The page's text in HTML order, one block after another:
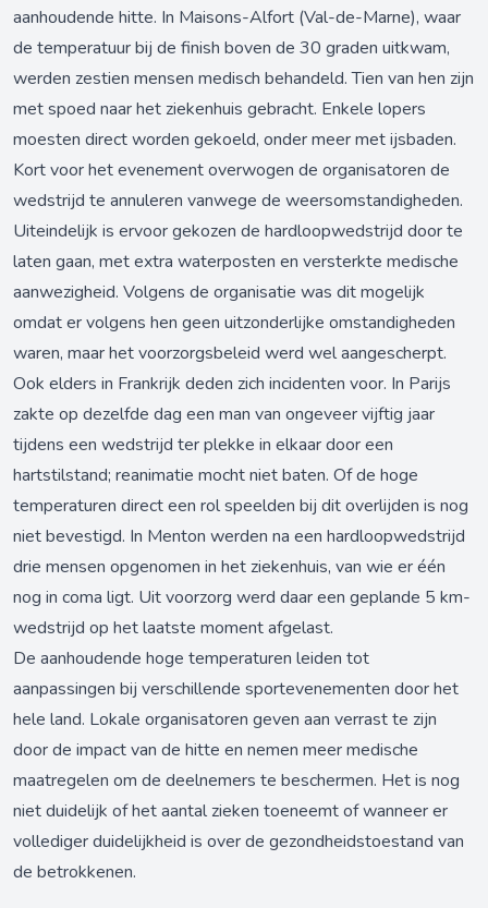
aanhoudende hitte. In Maisons-Alfort (Val-de-Marne), waar
de temperatuur bij de finish boven de 30 graden uitkwam,
werden zestien mensen medisch behandeld. Tien van hen zijn
met spoed naar het ziekenhuis gebracht. Enkele lopers
moesten direct worden gekoeld, onder meer met ijsbaden.
Kort voor het evenement overwogen de organisatoren de
wedstrijd te annuleren vanwege de weersomstandigheden.
Uiteindelijk is ervoor gekozen de hardloopwedstrijd door te
laten gaan, met extra waterposten en versterkte medische
aanwezigheid. Volgens de organisatie was dit mogelijk
omdat er volgens hen geen uitzonderlijke omstandigheden
waren, maar het voorzorgsbeleid werd wel aangescherpt.
Ook elders in Frankrijk deden zich incidenten voor. In Parijs
zakte op dezelfde dag een man van ongeveer vijftig jaar
tijdens een wedstrijd ter plekke in elkaar door een
hartstilstand; reanimatie mocht niet baten. Of de hoge
temperaturen direct een rol speelden bij dit overlijden is nog
niet bevestigd. In Menton werden na een hardloopwedstrijd
drie mensen opgenomen in het ziekenhuis, van wie er één
nog in coma ligt. Uit voorzorg werd daar een geplande 5 km-
wedstrijd op het laatste moment afgelast.
De aanhoudende hoge temperaturen leiden tot
aanpassingen bij verschillende sportevenementen door het
hele land. Lokale organisatoren geven aan verrast te zijn
door de impact van de hitte en nemen meer medische
maatregelen om de deelnemers te beschermen. Het is nog
niet duidelijk of het aantal zieken toeneemt of wanneer er
vollediger duidelijkheid is over de gezondheidstoestand van
de betrokkenen.